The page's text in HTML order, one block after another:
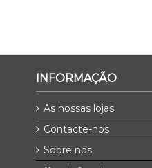
INFORMAÇÃO
As nossas lojas
Contacte-nos
Sobre nós